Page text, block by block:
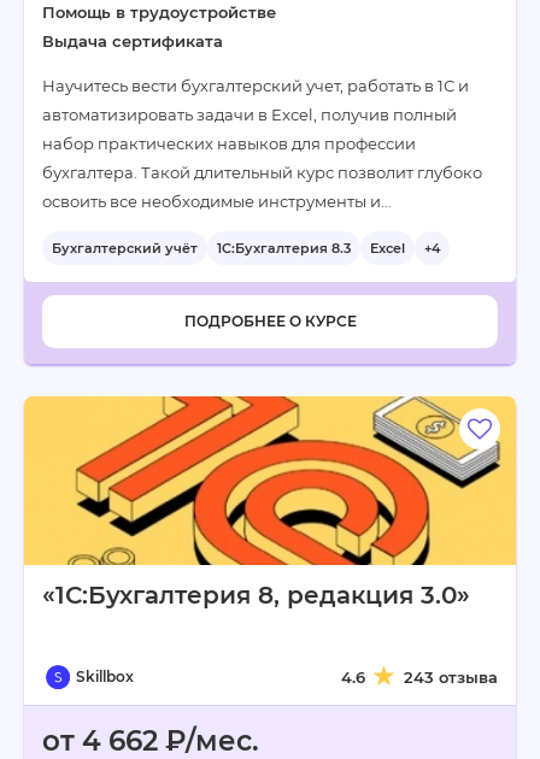
Помощь в трудоустройстве
Выдача сертификата
Научитесь вести бухгалтерский учет, работать в 1С и
автоматизировать задачи в Excel, получив полный
набор практических навыков для профессии
бухгалтера. Такой длительный курс позволит глубоко
освоить все необходимые инструменты и…
Бухгалтерский учёт 1С:Бухгалтерия 8.3 Excel +4
ПОДРОБНЕЕ О КУРСЕ
«1С:Бухгалтерия 8, редакция 3.0»
Skillbox 4.6 243 отзыва
от 4 662 ₽/мес.